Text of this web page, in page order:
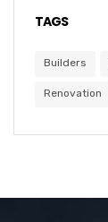
TAGS
Builders
Renovation